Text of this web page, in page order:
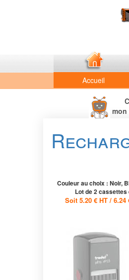
Accueil
mon
Couleur au choix : Noir,
Lot de 2
Soit 5.20 € HT /